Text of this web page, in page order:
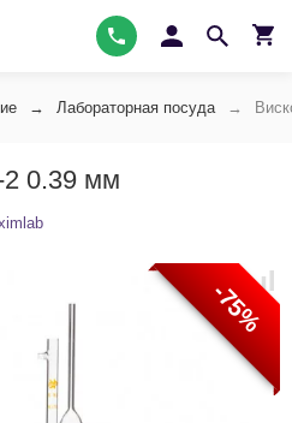
Лабораторная посуда
0.39 мм
-75%